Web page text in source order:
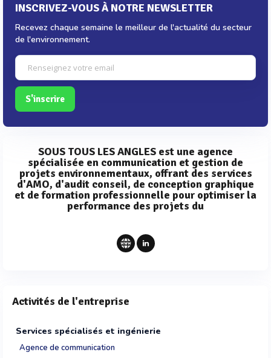
INSCRIVEZ-VOUS À NOTRE NEWSLETTER
Recevez chaque semaine le meilleur de l'actualité du secteur
de l'environnement.
S'inscrire
SOUS TOUS LES ANGLES est une agence
spécialisée en communication et gestion de
projets environnementaux, offrant des services
d'AMO, d'audit conseil, de conception graphique
et de formation professionnelle pour optimiser la
performance des projets du
Activités de l'entreprise
Services spécialisés et ingénierie
Agence de communication